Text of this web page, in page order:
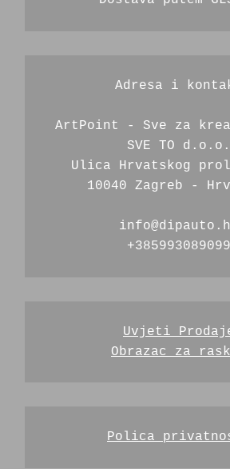
Adresa i
ArtPoint - Sve za
SVE TO d.o.o.
Ulica Hrvatskog
10040 Zagreb -
+385993089099
Uvjeti
Obrazac za
Polica